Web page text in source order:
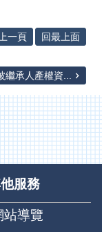
一頁 回最上面
承人產權資...
服務
站導覽